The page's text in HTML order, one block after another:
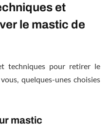
et
le mastic de
techniques pour retirer le
quelques-unes choisies
mastic